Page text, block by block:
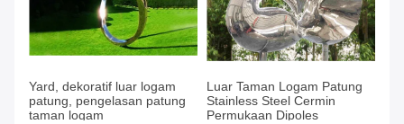
Yard, dekoratif luar logam
patung, pengelasan patung
taman logam
Luar Taman Logam Patung
Stainless Steel Cermin
Permukaan Dipoles